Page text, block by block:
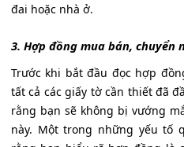
đai hoặc nhà ở.
3. Hợp đồng mua bán, chuyển
Trước khi bắt đầu đọc hợp
tất cả các giấy tờ cần thiết đã
rằng bạn sẽ không bị vướng
này. Một trong những yếu tố